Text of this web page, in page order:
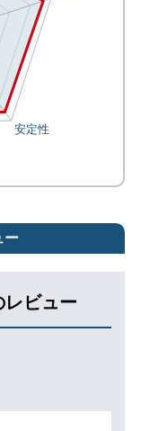
ー
レビュー